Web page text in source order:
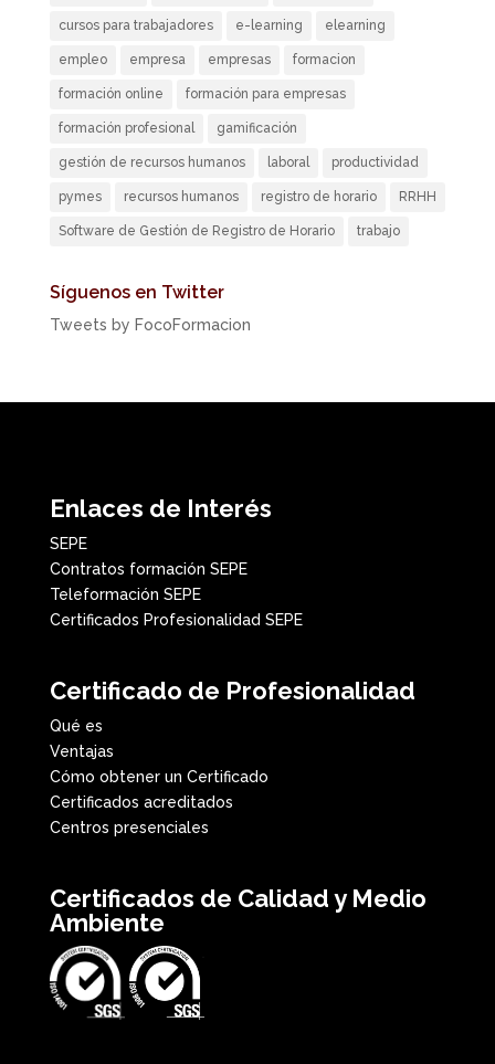
cursos para trabajadores e-learning elearning
empleo empresa empresas formacion
formación online formación para empresas
formación profesional gamificación
gestión de recursos humanos laboral productividad
pymes recursos humanos registro de horario RRHH
Software de Gestión de Registro de Horario trabajo
Síguenos en Twitter
Tweets by FocoFormacion
Enlaces de Interés
SEPE
Contratos formación SEPE
Teleformación SEPE
Certificados Profesionalidad SEPE
Certificado de Profesionalidad
Qué es
Ventajas
Cómo obtener un Certificado
Certificados acreditados
Centros presenciales
Certificados de Calidad y Medio
Ambiente